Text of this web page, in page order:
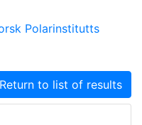
Polarinstitutts
Return to list of results